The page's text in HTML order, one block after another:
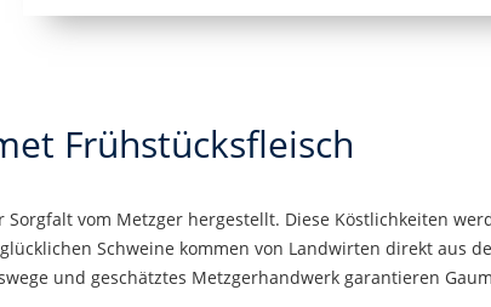
Frühstücksfleisch
vom Metzger hergestellt. Diese Köstlichkeiten
Schweine kommen von Landwirten direkt aus
und geschätztes Metzgerhandwerk garantieren